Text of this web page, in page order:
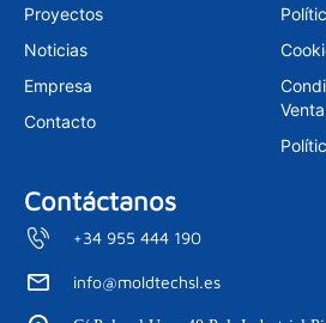
a
n
Proyectos
Noticias
Empresa
Contacto
Venta
Contáctanos
+34 955 444 190
info@moldtechsl.es